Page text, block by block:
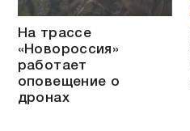
На трассе
«Новороссия»
работает
оповещение о
дронах